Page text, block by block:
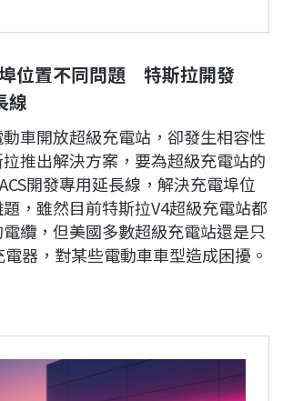
位置不同問題 特斯拉開發
線
車開放超級充電站，卻發生相容性
推出解決方案，要為超級充電站的
開發專用延長線，解決充電埠位
，雖然目前特斯拉V4超級充電站都
纜，但美國多數超級充電站還是只
器，對某些電動車車型造成困擾。